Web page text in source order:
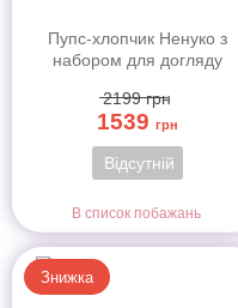
Пупс-хлопчик Ненуко з
набором для догляду
2199грн
1539 грн
Відсутній
В список побажань
Знижка